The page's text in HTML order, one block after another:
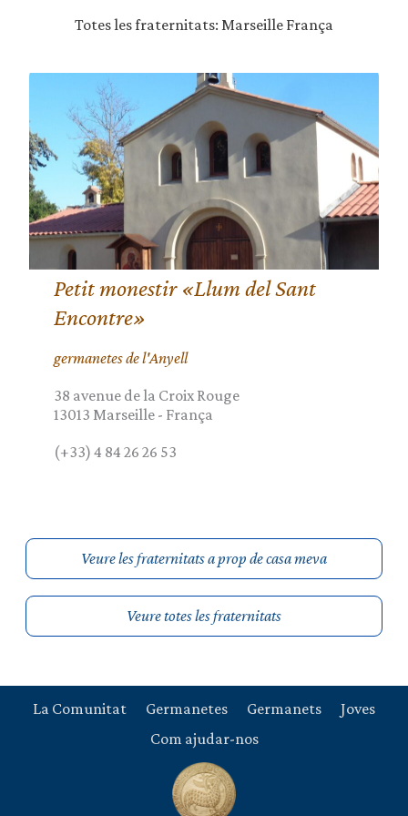
Totes les fraternitats: Marseille França
Petit monestir «Llum del Sant
Encontre»
germanetes de l'Anyell
38 avenue de la Croix Rouge
13013 Marseille - França
(+33) 4 84 26 26 53
Veure les fraternitats a prop de casa meva
Veure totes les fraternitats
La Comunitat Germanetes Germanets
Joves
Com ajudar-nos